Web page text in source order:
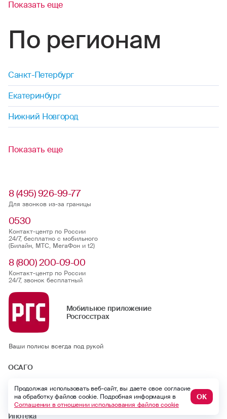
Показать еще
По регионам
Санкт-Петербург
Екатеринбург
Нижний Новгород
Показать еще
8 (495) 926-99-77
Для звонков из-за границы
0530
Контакт-центр по России
24/7, бесплатно с мобильного
(Билайн, МТС, МегаФон и t2)
8 (800) 200-09-00
Контакт-центр по России
24/7, звонок бесплатный
Мобильное приложение
Росгосстрах
Ваши полисы всегда под рукой
ОСАГО
Страхование квартиры
Ипотека
Продолжая использовать веб-сайт, вы даете свое согласие
на обработку файлов cookie. Подробная информация в
Соглашении в отношении использования файлов cookie
ОК